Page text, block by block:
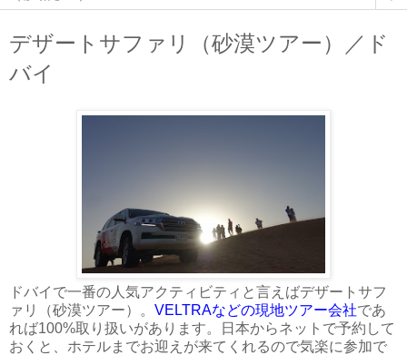
デザートサファリ（砂漠ツアー）／ド
バイ
ドバイで一番の人気アクティビティと言えばデザートサフ
ァリ（砂漠ツアー）。 VELTRAなどの現地ツアー会社であ
れば100%取り扱いがあります。日本からネットで予約して
おくと、ホテルまでお迎えが来てくれるので気楽に参加で